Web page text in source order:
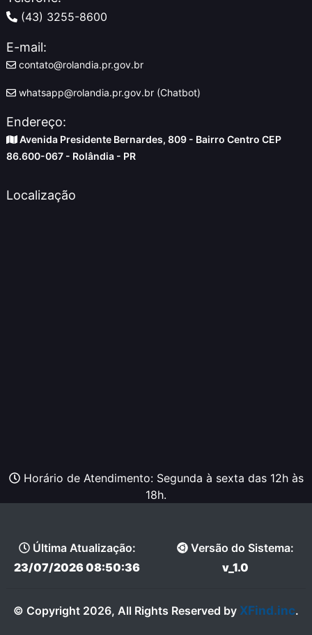
(43) 3255-8600
E-mail:
contato@rolandia.pr.gov.br
whatsapp@rolandia.pr.gov.br (Chatbot)
Endereço:
Avenida Presidente Bernardes, 809 - Bairro Centro CEP
86.600-067 - Rolândia - PR
Localização
Horário de Atendimento: Segunda à sexta das 12h às
18h.
Última Atualização:
23/07/2026 08:50:36
Versão do Sistema:
v_1.0
© Copyright 2026, All Rights Reserved by XFind.inc.